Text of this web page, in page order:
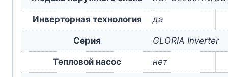
Инверторная технология да
Серия GLORIA Inverter
Тепловой насос нет